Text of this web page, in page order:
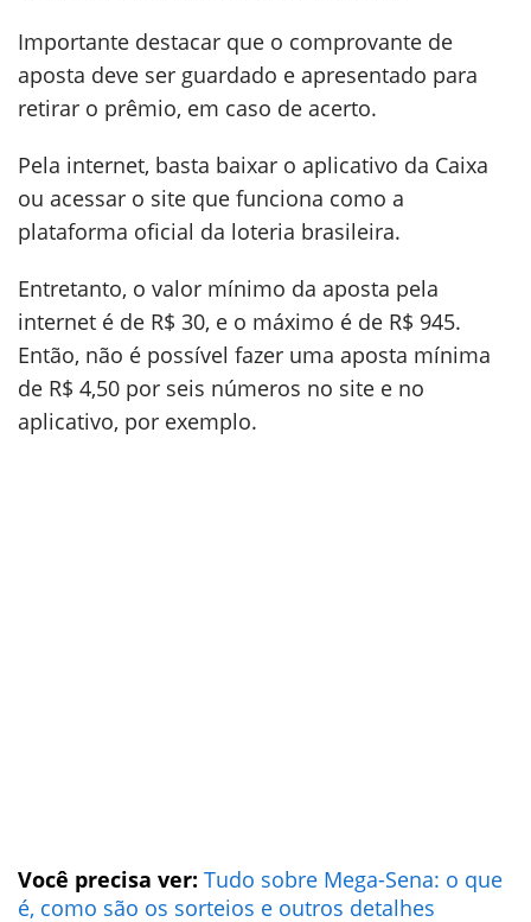
Importante destacar que o comprovante de
aposta deve ser guardado e apresentado para
retirar o prêmio, em caso de acerto.
Pela internet, basta baixar o aplicativo da Caixa
ou acessar o site que funciona como a
plataforma oficial da loteria brasileira.
Entretanto, o valor mínimo da aposta pela
internet é de R$ 30, e o máximo é de R$ 945.
Então, não é possível fazer uma aposta mínima
de R$ 4,50 por seis números no site e no
aplicativo, por exemplo.
Você precisa ver: Tudo sobre Mega-Sena: o que
é, como são os sorteios e outros detalhes